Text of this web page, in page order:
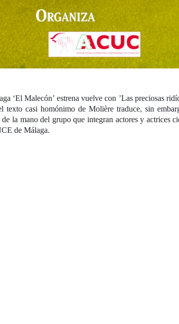
‘El Malecón’estrena vuelve con ’Las preciosas
texto casi homónimo de Molière traduce, sin
la mano del grupo que integran actores y actrices
de Málaga.